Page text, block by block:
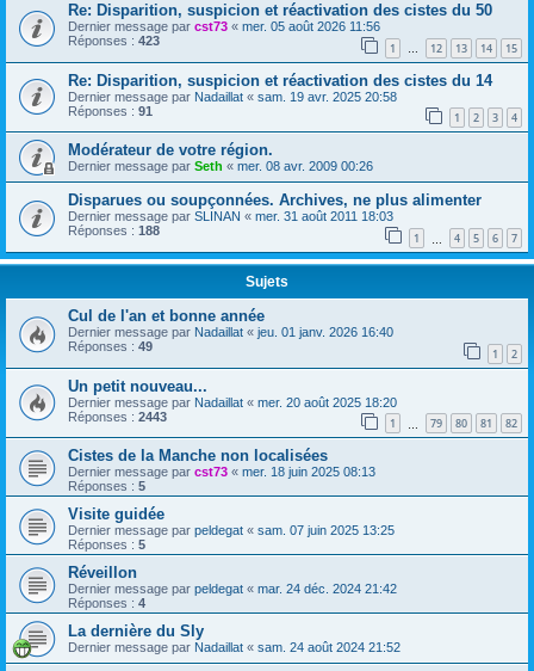
Re: Disparition, suspicion et réactivation des cistes du 50
Dernier message par cst73 « mer. 05 août 2026 11:56
Réponses : 423 1 … 12 13 14 15
Re: Disparition, suspicion et réactivation des cistes du 14
Dernier message par Nadaillat « sam. 19 avr. 2025 20:58
Réponses : 91 1 2 3 4
Modérateur de votre région.
Dernier message par Seth « mer. 08 avr. 2009 00:26
Disparues ou soupçonnées. Archives, ne plus alimenter
Dernier message par SLINAN « mer. 31 août 2011 18:03
Réponses : 188 1 4 5 6 7
Sujets
Cul de l'an et bonne année
Dernier message par Nadaillat « jeu. 01 janv. 2026 16:40
Réponses : 49 1 2
Un petit nouveau...
Dernier message par Nadaillat « mer. 20 août 2025 18:20
Réponses : 2443 1 79 80 81 82
Cistes de la Manche non localisées
Dernier message par cst73 « mer. 18 juin 2025 08:13
Réponses : 5
Visite guidée
Dernier message par peldegat « sam. 07 juin 2025 13:25
Réponses : 5
Réveillon
Dernier message par peldegat « mar. 24 déc. 2024 21:42
Réponses : 4
La dernière du Sly
Dernier message par Nadaillat « sam. 24 août 2024 21:52